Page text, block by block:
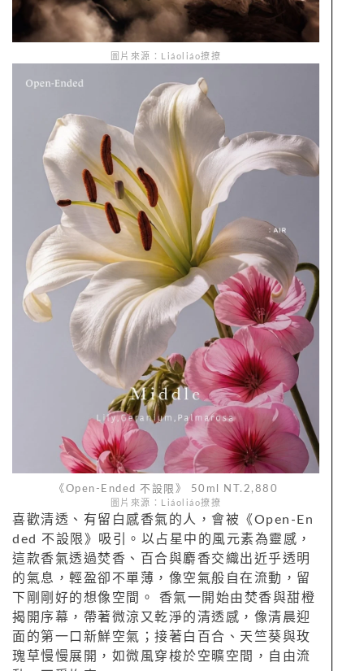
圖片來源：Liáoliáo撩撩
《Open-Ended 不設限》 50ml NT.2,880
圖片來源：Liáoliáo撩撩
喜歡清透、有留白感香氣的人，會被《Open-En
ded 不設限》吸引。以占星中的風元素為靈感，
這款香氣透過焚香、百合與麝香交織出近乎透明
的氣息，輕盈卻不單薄，像空氣般自在流動，留
下剛剛好的想像空間。 香氣一開始由焚香與甜橙
揭開序幕，帶著微涼又乾淨的清透感，像清晨迎
面的第一口新鮮空氣；接著白百合、天竺葵與玫
瑰草慢慢展開，如微風穿梭於空曠空間，自由流